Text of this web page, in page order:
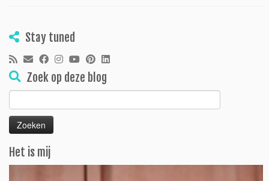
Stay tuned
Zoek op deze blog
naar:
Het is mij